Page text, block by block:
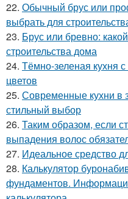
22. Обычный брус или
выбрать для
23. Брус или бревно:
строительства дома
24. Тёмно-зеленая кухня
цветов
25. Современные кухни в
стильный выбор
26. Таким образом, если
выпадения волос
27. Идеальное средство
28. Калькулятор
фундаментов.